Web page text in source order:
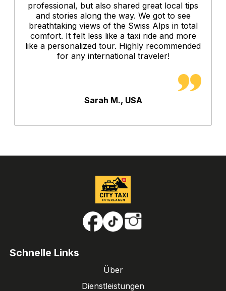
professional, but also shared great local tips
and stories along the way. We got to see
breathtaking views of the Swiss Alps in total
comfort. It felt less like a taxi ride and more
like a personalized tour. Highly recommended
for any international traveler!
Sarah M., USA
Schnelle Links
Über
Dienstleistungen